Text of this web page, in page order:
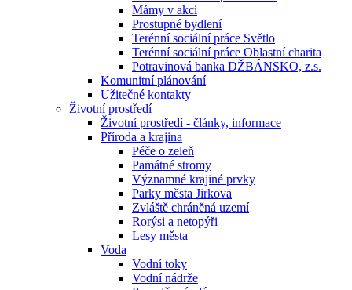
Mámy v akci
Prostupné bydlení
Terénní sociální práce Světlo
Terénní sociální práce Oblastní charita
Potravinová banka DŽBÁNSKO, z.s.
Komunitní plánování
Užitečné kontakty
Životní prostředí
Životní prostředí - články, informace
Příroda a krajina
Péče o zeleň
Památné stromy
Významné krajiné prvky
Parky města Jirkova
Zvláště chráněná uzemí
Rorýsi a netopýři
Lesy města
Voda
Vodní toky
Vodní nádrže